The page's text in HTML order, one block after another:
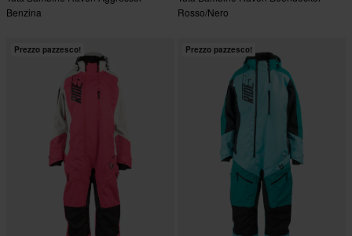
Benzina
Rosso/Nero
Prezzo pazzesco! Prezzo pazzesco!